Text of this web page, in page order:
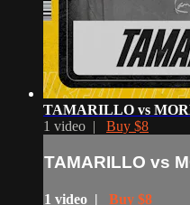
TAMARILLO vs
1 video | Buy $8
TAMARILLO vs
1 video | Buy $8